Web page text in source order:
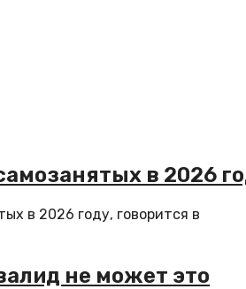
в 2026
в 2026 году, говорится в
не может это